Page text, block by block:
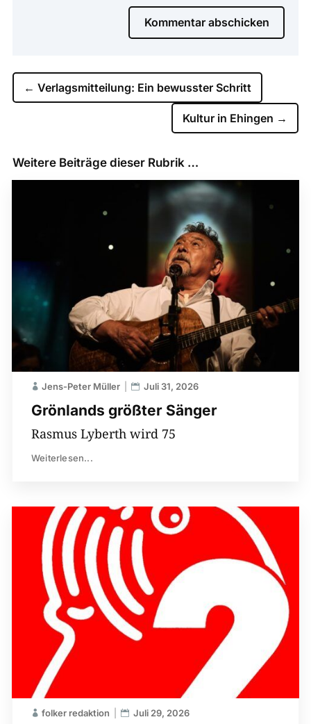
Kommentar abschicken
← Verlagsmitteilung: Ein bewusster Schritt
Kultur in Ehingen →
Weitere Beiträge dieser Rubrik …
Grönlands größter Sänger
Jens-Peter Müller Juli 31, 2026
Rasmus Lyberth wird 75
Weiterlesen...
folker redaktion Juli 29, 2026